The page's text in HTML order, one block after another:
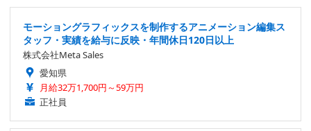
モーショングラフィックスを制作するアニメーション編集ス
タッフ・実績を給与に反映・年間休日120日以上
株式会社Meta Sales
愛知県
月給32万1,700円～59万円
正社員